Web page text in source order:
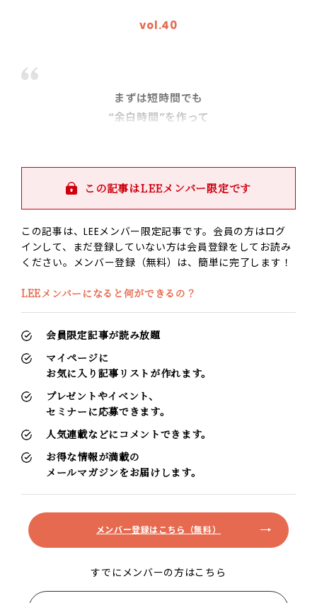
vol.40
まずは短時間でも
“余白時間”を作って
この記事はLEEメンバー限定です
この記事は、LEEメンバー限定記事です。会員の方はログ
インして、まだ登録していない方は会員登録をしてお読み
ください。メンバー登録（無料）は、簡単に完了します！
LEEメンバーになると何ができるの？
会員限定記事が読み放題
マイページに
お気に入り記事リストが作れます。
プレゼントやイベント、
セミナーに応募できます。
人気連載などにコメントできます。
お得な情報が満載の
メールマガジンをお届けします。
メンバー登録はこちら（無料）
すでにメンバーの方はこちら